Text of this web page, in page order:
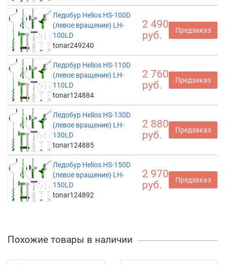
Ледобур Helios HS-100D
(левое вращение) LH-
100LD
tonar249240
2 490
руб.
Предзаказ
Ледобур Helios HS-110D
(левое вращение) LH-
110LD
tonar124884
2 760
руб.
Предзаказ
Ледобур Helios HS-130D
(левое вращение) LH-
130LD
tonar124885
2 880
руб.
Предзаказ
Ледобур Helios HS-150D
(левое вращение) LH-
150LD
tonar124892
2 970
руб.
Предзаказ
Похожие товары в наличии